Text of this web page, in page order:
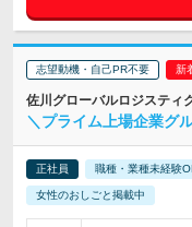
志望動機・自己PR不要
佐川グローバルロジスティ
＼プライム上場企業グ
正社員 職種・業種未経験
女性のおしごと掲載中